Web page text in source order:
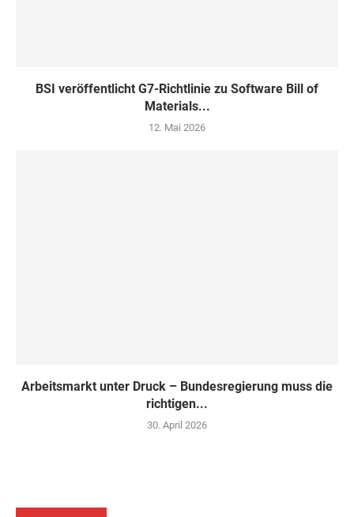
BSI veröffentlicht G7-Richtlinie zu Software Bill of
Materials...
12. Mai 2026
Arbeitsmarkt unter Druck – Bundesregierung muss die
richtigen...
30. April 2026